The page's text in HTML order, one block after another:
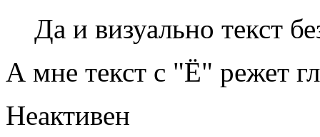
Да и визуально текст
А мне текст с "Ё" режет
Неактивен